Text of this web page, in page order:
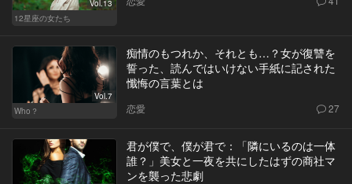
Vol.13
12星座の女たち
Vol.7
Who？
痴情のもつれか、それとも…？女が復讐を
誓った、読んではいけない手紙に記された
懺悔の言葉とは
恋愛 27
君が僕で、僕が君で：「隣にいるのは一体
誰？」美女と一夜を共にしたはずの商社マ
ンを襲った悲劇